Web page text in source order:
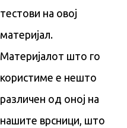
тестови на овој
материјал.
Материјалот што го
користиме е нешто
различен од оној на
нашите врсници, што